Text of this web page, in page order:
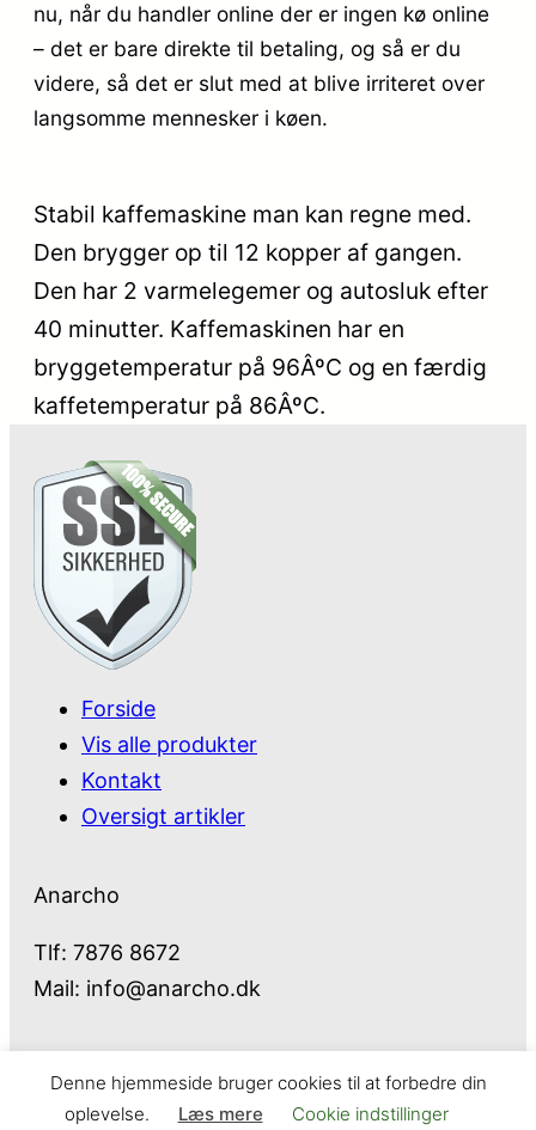
nu, når du handler online der er ingen kø online
– det er bare direkte til betaling, og så er du
videre, så det er slut med at blive irriteret over
langsomme mennesker i køen.
Stabil kaffemaskine man kan regne med.
Den brygger op til 12 kopper af gangen.
Den har 2 varmelegemer og autosluk efter
40 minutter. Kaffemaskinen har en
bryggetemperatur på 96ÂºC og en færdig
kaffetemperatur på 86ÂºC.
Forside
Vis alle produkter
Kontakt
Oversigt artikler
Anarcho
Tlf: 7876 8672
Mail: info@anarcho.dk
Anarcho – alt i Hårde Hvidevarer
Denne hjemmeside bruger cookies til at forbedre din
oplevelse.
Læs mere Cookie indstillinger